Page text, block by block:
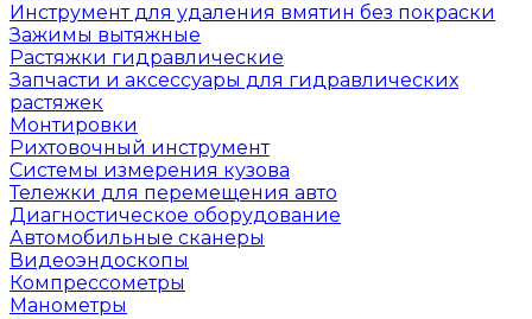
Инструмент для удаления вмятин без покраски
Зажимы вытяжные
Растяжки гидравлические
Запчасти и аксессуары для гидравлических
растяжек
Монтировки
Рихтовочный инструмент
Системы измерения кузова
Тележки для перемещения авто
Диагностическое оборудование
Автомобильные сканеры
Видеоэндоскопы
Компрессометры
Манометры